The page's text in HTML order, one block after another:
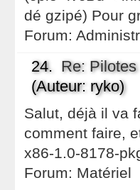
dé gzipé) Pour
Forum:
24. Re:
(Auteur: ryko)
Salut, déjà il va
comment faire,
x86-1.0-8178-
Forum: Matériel